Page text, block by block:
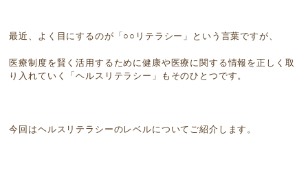
最近、よく目にするのが「○○リテラシー」という言葉ですが、
医療制度を賢く活用するために健康や医療に関する情報を正しく取
り入れていく「ヘルスリテラシー」もそのひとつです。
今回はヘルスリテラシーのレベルについてご紹介します。